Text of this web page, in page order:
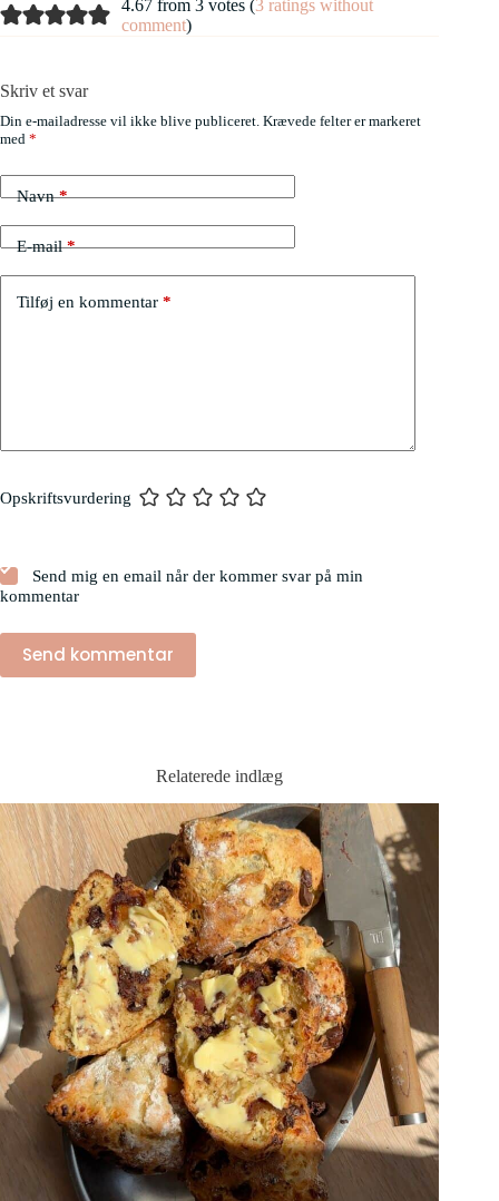
4.67 from 3 votes (3 ratings without
comment)
Skriv et svar
Din e-mailadresse vil ikke blive publiceret. Krævede felter er markeret
med *
Navn*
E-mail*
Tilføj en kommentar *
Opskriftsvurdering
Send mig en email når der kommer svar på min
kommentar
Send kommentar
Relaterede indlæg